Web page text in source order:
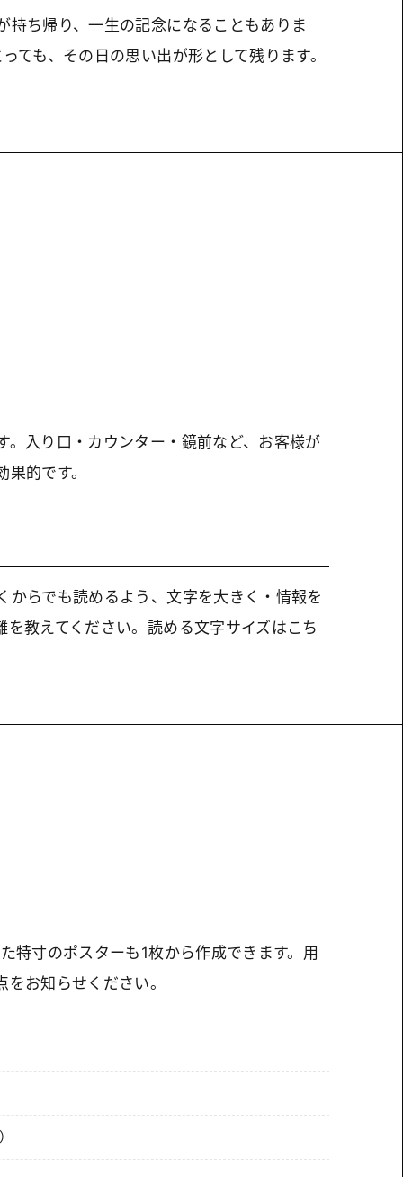
ち帰り、一生の記念になることもありま
ても、その日の思い出が形として残ります。
入り口・カウンター・鏡前など、お客様が
的です。
らでも読めるよう、文字を大きく・情報を
教えてください。読める文字サイズはこち
特寸のポスターも1枚から作成できます。用
お知らせください。